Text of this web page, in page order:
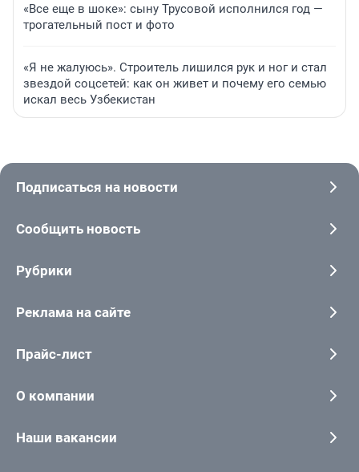
«Все еще в шоке»: сыну Трусовой исполнился год —
трогательный пост и фото
«Я не жалуюсь». Строитель лишился рук и ног и стал
звездой соцсетей: как он живет и почему его семью
искал весь Узбекистан
Подписаться на новости
Сообщить новость
Рубрики
Реклама на сайте
Прайс-лист
О компании
Наши вакансии